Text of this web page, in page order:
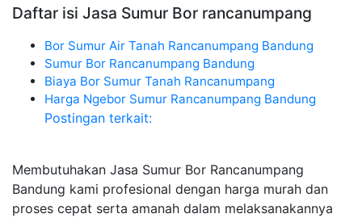
Daftar isi Jasa Sumur Bor rancanumpang
Bor Sumur Air Tanah Rancanumpang Bandung
Sumur Bor Rancanumpang Bandung
Biaya Bor Sumur Tanah Rancanumpang
Harga Ngebor Sumur Rancanumpang Bandung
Postingan terkait:
Membutuhakan Jasa Sumur Bor Rancanumpang
Bandung kami profesional dengan harga murah dan
proses cepat serta amanah dalam melaksanakannya